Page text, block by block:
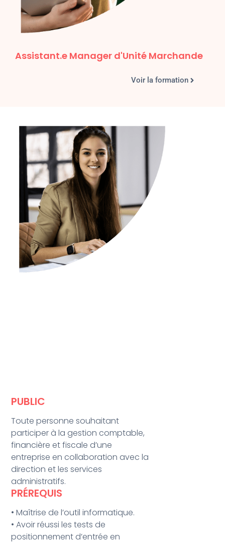
Assistant.e Manager d'Unité Marchande
Voir la formation
PUBLIC
Toute personne souhaitant
participer à la gestion comptable,
financière et fiscale d’une
entreprise en collaboration avec la
direction et les services
administratifs.
PRÉREQUIS
• Maîtrise de l’outil informatique.
• Avoir réussi les tests de
positionnement d’entrée en